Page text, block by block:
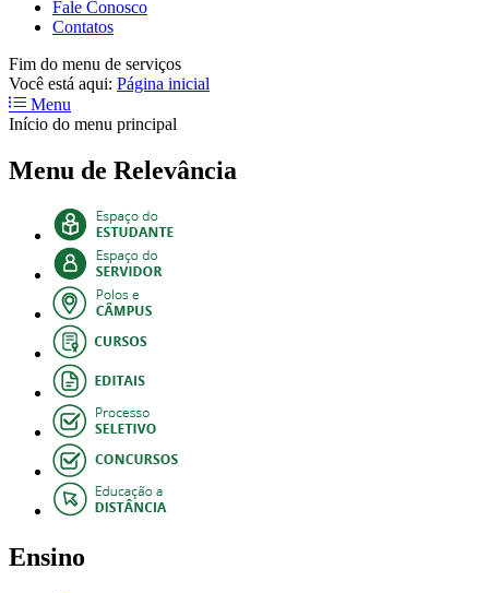
Fale Conosco
Contatos
Fim do menu de serviços
Você está aqui: Página inicial
Menu
Início do menu principal
Menu de Relevância
Ensino